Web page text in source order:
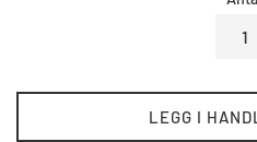
LEGG I